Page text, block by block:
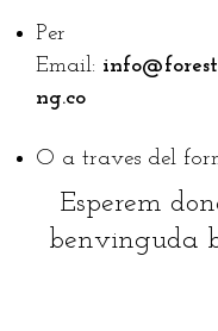
Per
Email:
ng.co
O a traves del
Esperem
benvinguda